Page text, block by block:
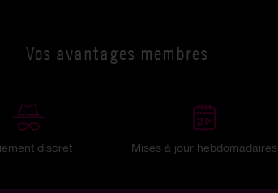
Vos avantages membres
discret Mises à jour hebdomadaires